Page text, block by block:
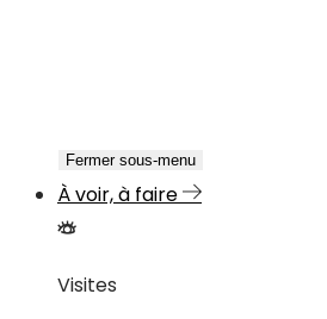
Fermer sous-menu
À voir, à faire
Visites